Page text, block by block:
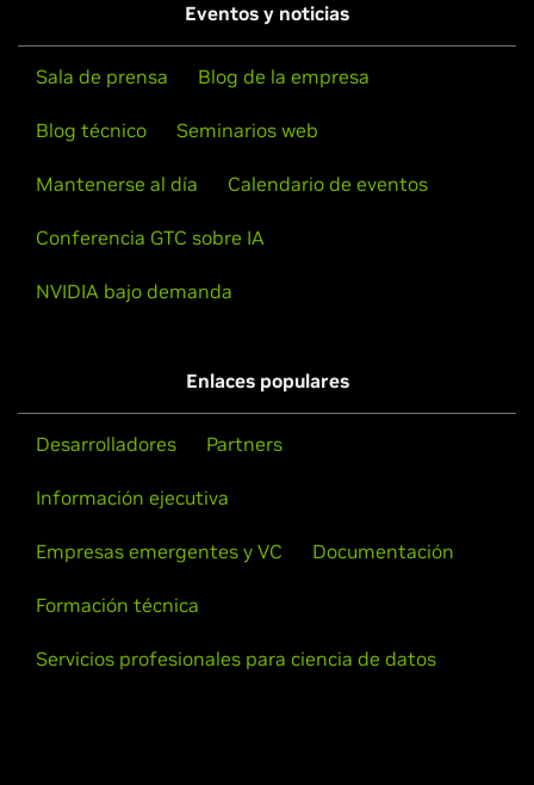
Eventos y noticias
Sala de prensa Blog de la empresa
Blog técnico Seminarios web
Mantenerse al día Calendario de eventos
Conferencia GTC sobre IA
NVIDIA bajo demanda
Enlaces populares
Desarrolladores Partners
Información ejecutiva
Empresas emergentes y VC Documentación
Formación técnica
Servicios profesionales para ciencia de datos